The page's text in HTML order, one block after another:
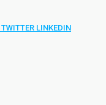
TWITTER LINKEDIN